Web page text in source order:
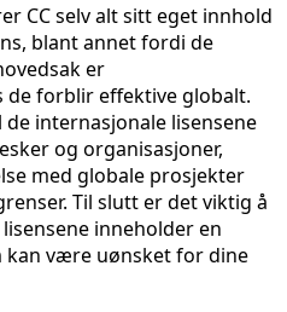
CC selv alt sitt eget innhold
blant annet fordi de
er
forblir effektive globalt.
internasjonale lisensene
og organisasjoner,
med globale prosjekter
Til slutt er det viktig å
inneholder en
kan være uønsket for dine